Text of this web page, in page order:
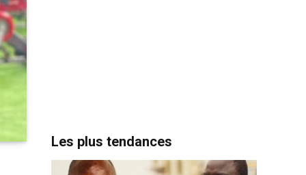
Les plus tendances